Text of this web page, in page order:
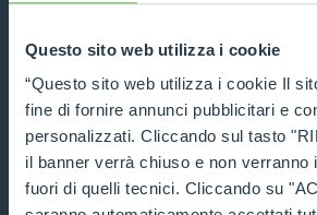
Questo sito web utilizza i cookie
“Questo sito web utilizza i cookie Il
fine di fornire annunci pubblicitari e
personalizzati. Cliccando sul tasto
il banner verrà chiuso e non verranno
fuori di quelli tecnici. Cliccando su
DISCOVER MORE